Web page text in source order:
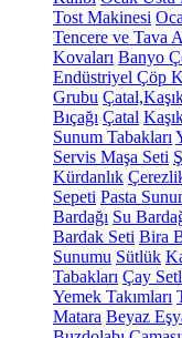
Tost Makinesi
Tencere ve Tava
Kovaları Banyo
Endüstriyel Çöp
Grubu
Bıçağı Çatal
Sunum Tabakları
Servis Maşa Seti
Kürdanlık
Sepeti Pasta
Bardağı Su
Bardak Seti Bira
Sunumu Sütlük
Tabakları Çay
Yemek Takımları
Matara Beyaz